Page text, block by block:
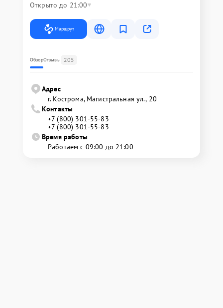
Открыто до 21:00
Маршрут
ОбзорОтзывы 205
Адрес
г. Кострома, Магистральная ул., 20
Контакты
+7 (800) 301-55-83
+7 (800) 301-55-83
Время работы
Работаем с 09:00 до 21:00